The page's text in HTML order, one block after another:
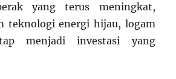
yang terus meningkat,
teknologi energi hijau, logam
menjadi investasi yang